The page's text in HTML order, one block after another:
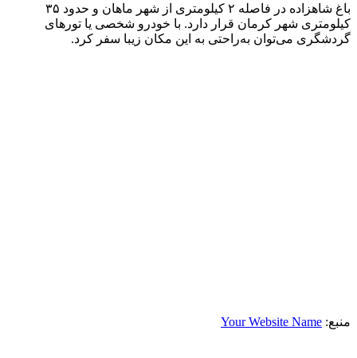
باغ شاهزاده در فاصله ۲ کیلومتری از شهر ماهان و حدود ۳۵
کیلومتری شهر کرمان قرار دارد. با خودرو شخصی یا تورهای
گردشگری می‌توان به‌راحتی به این مکان زیبا سفر کرد.
منبع: Your Website Name